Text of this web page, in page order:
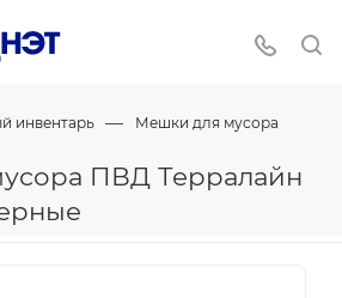
инвентарь — Мешки для мусора
ПВД Терралайн